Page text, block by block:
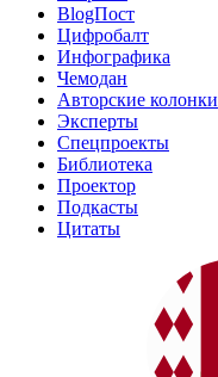
BlogПост
Цифробалт
Инфографика
Чемодан
Авторские колонки
Эксперты
Спецпроекты
Библиотека
Проектор
Подкасты
Цитаты